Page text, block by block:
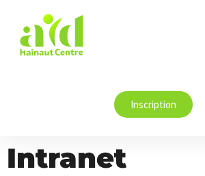
Inscription
Intranet